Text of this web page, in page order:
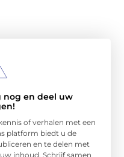
nog en deel uw
of verhalen met een
platform biedt u de
en te delen met
inhoud. Schrijf samen